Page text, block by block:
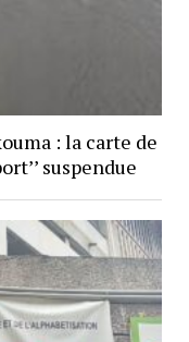
: la carte de
suspendue